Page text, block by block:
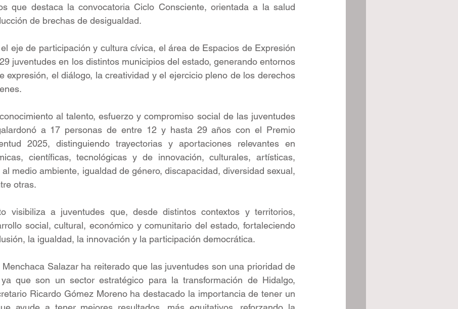
que destaca la convocatoria Ciclo Consciente, orientada a la salud
de brechas de desigualdad.
eje de participación y cultura cívica, el área de Espacios de Expresión
juventudes en los distintos municipios del estado, generando entornos
expresión, el diálogo, la creatividad y el ejercicio pleno de los derechos
al talento, esfuerzo y compromiso social de las juventudes
a 17 personas de entre 12 y hasta 29 años con el Premio
2025, distinguiendo trayectorias y aportaciones relevantes en
científicas, tecnológicas y de innovación, culturales, artísticas,
medio ambiente, igualdad de género, discapacidad, diversidad sexual,
otras.
visibiliza a juventudes que, desde distintos contextos y territorios,
social, cultural, económico y comunitario del estado, fortaleciendo
la igualdad, la innovación y la participación democrática.
Salazar ha reiterado que las juventudes son una prioridad de
que son un sector estratégico para la transformación de Hidalgo,
Ricardo Gómez Moreno ha destacado la importancia de tener un